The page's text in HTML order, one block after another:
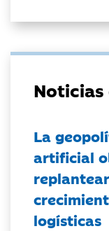
Noticias
La
artificial
logísticas